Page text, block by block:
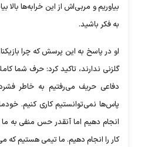
بیاوریم و مربی‌اش از این خرابه‌ها بالا
به فکر باشید.
او در پاسخ به این پرسش که چرا
گلزنی ندارند، تاکید کرد: حرف شما
دفاعی حریف می‌رفتیم به خاطر
پاس‌ها نمی‌توانستیم کاری کنیم.
انجام دهیم اما آنقدر حس منفی به
کار را انجام دهیم. ما تیمی هستیم که